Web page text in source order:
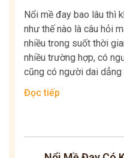
Nổi mề đay bao lâu thì
như thế nào là câu hỏi
nhiều trong suốt thời
nhiều trường hợp, có
cũng có người dai dẳng
Đọc tiếp